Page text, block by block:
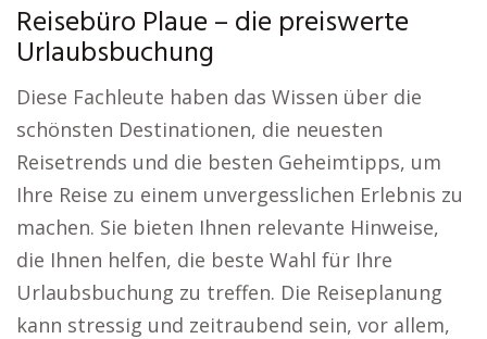
Reisebüro Plaue – die preiswerte
Urlaubsbuchung
Diese Fachleute haben das Wissen über die
schönsten Destinationen, die neuesten
Reisetrends und die besten Geheimtipps, um
Ihre Reise zu einem unvergesslichen Erlebnis zu
machen. Sie bieten Ihnen relevante Hinweise,
die Ihnen helfen, die beste Wahl für Ihre
Urlaubsbuchung zu treffen. Die Reiseplanung
kann stressig und zeitraubend sein, vor allem,